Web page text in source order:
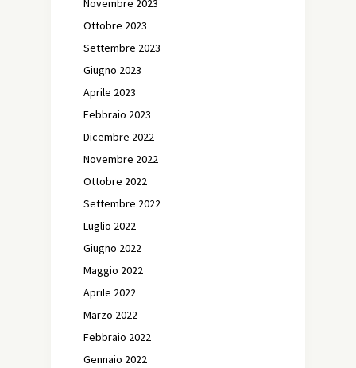
Novembre 2023
Ottobre 2023
Settembre 2023
Giugno 2023
Aprile 2023
Febbraio 2023
Dicembre 2022
Novembre 2022
Ottobre 2022
Settembre 2022
Luglio 2022
Giugno 2022
Maggio 2022
Aprile 2022
Marzo 2022
Febbraio 2022
Gennaio 2022